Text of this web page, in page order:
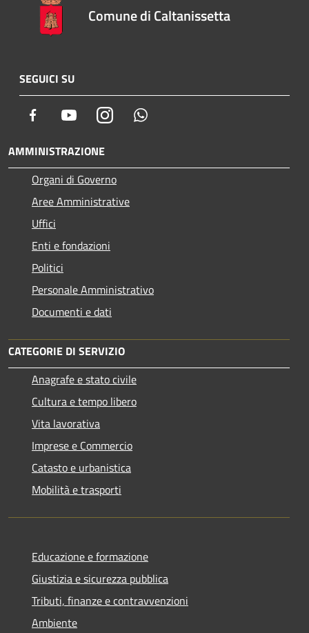
Comune di Caltanissetta
SEGUICI SU
Facebook YoutubeInstagram
AMMINISTRAZIONE
Organi di Governo
Aree Amministrative
Uffici
Enti e fondazioni
Politici
Personale Amministrativo
Documenti e dati
CATEGORIE DI SERVIZIO
Anagrafe e stato civile
Cultura e tempo libero
Vita lavorativa
Imprese e Commercio
Catasto e urbanistica
Mobilità e trasporti
Educazione e formazione
Giustizia e sicurezza pubblica
Tributi, finanze e contravvenzioni
Ambiente